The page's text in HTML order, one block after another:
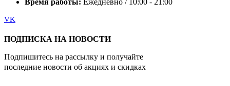
Время работы: Ежедневно / 10:00 - 21:00
VK
ПОДПИСКА НА НОВОСТИ
Подпишитесь на рассылку и получайте
последние новости об акциях и скидках